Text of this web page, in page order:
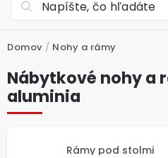
Domov / Nohy a rámy
Nábytkové nohy a
aluminia
Rámy pod stolmi